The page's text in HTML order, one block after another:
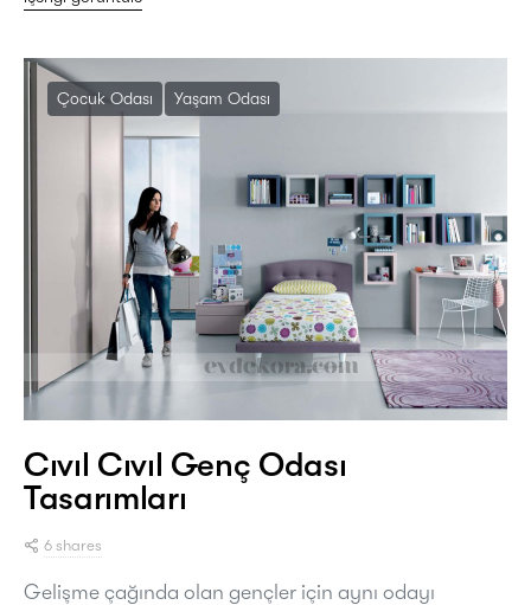
Çocuk Odası Yaşam Odası
Cıvıl Cıvıl Genç Odası
Tasarımları
6 shares
Gelişme çağında olan gençler için aynı odayı